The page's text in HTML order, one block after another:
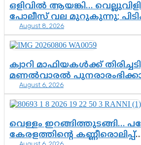
ഒളിവിൽ ആയങ്കി…
പോലീസ് വല മുറുകുന്നു;
രംഗത്ത്. ഇനി ചോദ്യം
എന്നത് മാത്രം അല്ല—ആയങ്കി
കസ്റ്റഡിയിലായാൽ
എന്തൊക്കെ വിവരങ്ങൾ?”
August 8, 2026
ക്വാറി മാഫിയകൾക്ക്
മണൽവാരൽ
സർക്കാർ തീരുമാനം
August 6, 2026
വെള്ളം ഇറങ്ങിത്തുടങ്ങി…
കേരളത്തിന്റെ കണ്ണീരൊലിപ്പ്